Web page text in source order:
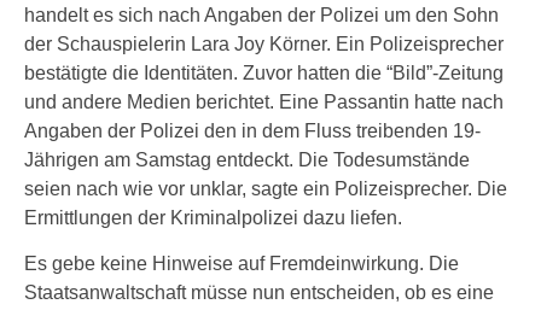
handelt es sich nach Angaben der Polizei um den Sohn
der Schauspielerin Lara Joy Körner. Ein Polizeisprecher
bestätigte die Identitäten. Zuvor hatten die “Bild”-Zeitung
und andere Medien berichtet. Eine Passantin hatte nach
Angaben der Polizei den in dem Fluss treibenden 19-
Jährigen am Samstag entdeckt. Die Todesumstände
seien nach wie vor unklar, sagte ein Polizeisprecher. Die
Ermittlungen der Kriminalpolizei dazu liefen.
Es gebe keine Hinweise auf Fremdeinwirkung. Die
Staatsanwaltschaft müsse nun entscheiden, ob es eine